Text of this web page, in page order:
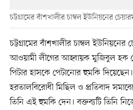
চট্টগ্রামের বাঁশখালীর চাম্বল ইউনিয়নের
চট্টগ্রামের বাঁশখালীর চাম্বল
আওয়ামী লীগের আহ্বায়ক মুজিবুল হক
পিটার হাসকে পেটানোর হুমকি
হরতালবিরোধী মিছিল ও প্রতিবাদ
তিনি এই হুমকি দেন। বক্তব্যটি তিনি